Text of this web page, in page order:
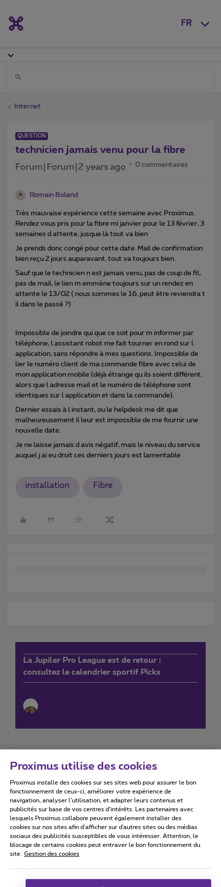
FR
Internet
QUESTION
technicien jamais venu pour la fibre
Forum|Forum|2 years ago 0 commentaires
R Romain Boland
Très mauvaise expérience cette semaine avec Proximus.
Rendez vous pris pour la fibre mi janvier pour le 13 février, 3
semaines d attente, jusque là tout va bien
Je prends donc congé pour cette date. Mail de confirmation
bien reçu 2 jours auparavant, tout va toujours bien.
Sauf que le technicien n est jamais venu, pas de coup de fil,
pas de mail, le lien m emmène toujours sur un rendez en
attente le 13/02 ( nous sommes le 16, peut être reviendra t
il dans le passé ?)
Impossible de joindre qui que ce soit pour m informer par
téléphone, l assistant robot me fait tourner en rond sur l
application, sans répondre à mes questions. Impossible de
lier le numéro client de ma commande fibre avec celui de
mon application mobile (déjà étrange qu ils soient différent,
alors que l adresse mail et le numéro de téléphone sont
identiques sur l application et dans la commande).
Dernier essais à l instant, ou le helpdesk me dit que
malheureusement il leur est impossible de me fournir une
nouvelle date.
Je ne laisse jamais d avis négatif, mais le niveau du service
auquel j ai eu droit ces derniers jours est lamentable
installation Fibre
La Jupiler Pro League est de retour :
consultez le calendrier sportif Pickx
Conditions d'utilisation Accessibility statement
Tous droits réservés. © 2026 Proximus
Conditions générales, info consommateur
Proximus utilise des cookies
Proximus installe des cookies sur ses sites web pour assurer le bon
fonctionnement de ceux-ci, améliorer votre expérience de
navigation, analyser l’utilisation, et adapter leurs contenus et
publicités sur base de vos centres d’intérêts. Les partenaires avec
lesquels Proximus collabore peuvent également installer des
cookies sur nos sites afin d’afficher sur d'autres sites ou des médias
sociaux des publicités susceptibles de vous intéresser. Attention, le
blocage de certains cookies peut entraver le bon fonctionnement du
site.
Gestion des cookies